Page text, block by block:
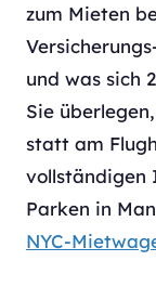
zum Mieten
und was sich
Sie
statt am
vollständigen
Parken in
NYC-